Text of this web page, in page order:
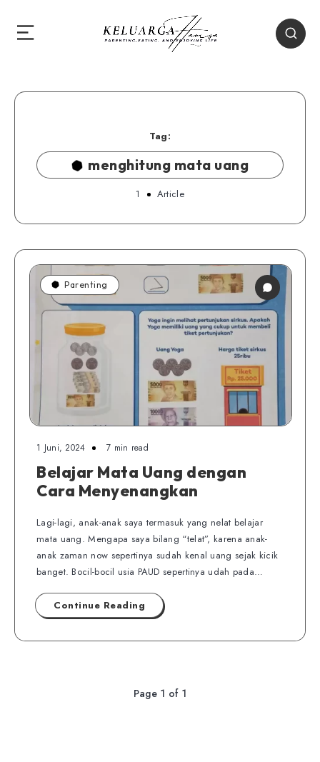
Tag:
menghitung mata uang
1 Article
Parenting
1 Juni, 2024 7 min read
Belajar Mata Uang dengan
Cara Menyenangkan
Lagi-lagi, anak-anak saya termasuk yang nelat belajar
mata uang. Mengapa saya bilang “telat”, karena anak-
anak zaman now sepertinya sudah kenal uang sejak kicik
banget. Bocil-bocil usia PAUD sepertinya udah pada…
Continue Reading
Page 1 of 1